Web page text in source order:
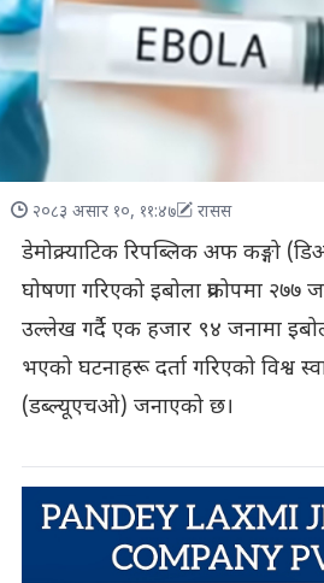
२०८३ असार १०, ११:४७ रासस
डेमोक्र्याटिक रिपब्लिक अफ कङ्गो
घोषणा गरिएको इबोला प्रकोपमा
उल्लेख गर्दै एक हजार ९४ जनामा
भएको घटनाहरू दर्ता गरिएको विश्व
(डब्ल्यूएचओ) जनाएको छ।